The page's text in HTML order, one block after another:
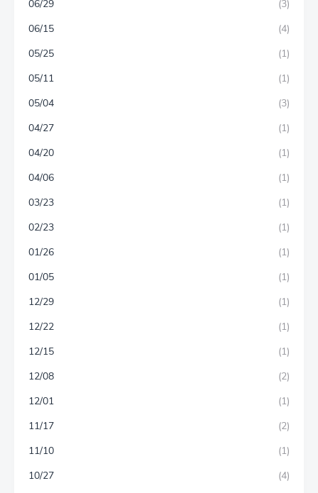
06/29
(3)
06/15
(4)
05/25
(1)
05/11
(1)
05/04
(3)
04/27
(1)
04/20
(1)
04/06
(1)
03/23
(1)
02/23
(1)
01/26
(1)
01/05
(1)
12/29
(1)
12/22
(1)
12/15
(1)
12/08
(2)
12/01
(1)
11/17
(2)
11/10
(1)
10/27
(4)